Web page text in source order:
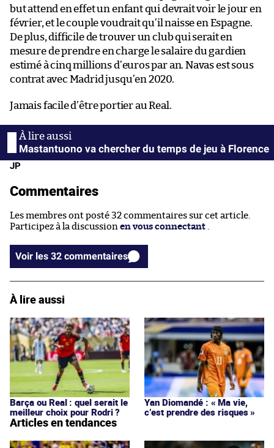
but attend en effet un enfant qui devrait voir le jour en
février, et le couple voudrait qu’il naisse en Espagne.
De plus, difficile de trouver un club qui serait en
mesure de prendre en charge le salaire du gardien
estimé à cinq millions d’euros par an. Navas est sous
contrat avec Madrid jusqu’en 2020.
Jamais facile d’être portier au Real.
Mastantuono va chercher du temps de jeu à Florence
JP
Commentaires
Les membres ont posté 32 commentaires sur cet article.
Participez à la discussion en vous connectant
Voir les 32 commentaires
À lire aussi
Barça ou Real : quel serait le
meilleur choix pour Rodri ?
Yan Diomandé : « Ma vie,
c’est prendre des risques »
Articles en tendances